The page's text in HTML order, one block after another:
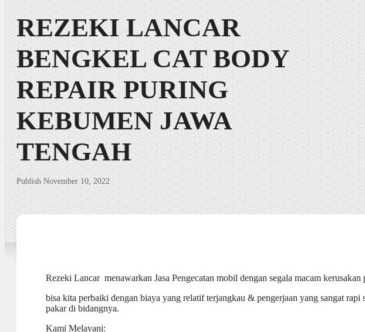
REZEKI LANCAR
BENGKEL CAT BODY
REPAIR PURING
KEBUMEN JAWA
TENGAH
Publish November 10, 2022
Rezeki Lancar menawarkan Jasa Pengecatan mobil dengan segala macam
bisa kita perbaiki dengan biaya yang relatif terjangkau & pengerjaan yang sangat rapi
pakar di bidangnya.
Kami Melayani: